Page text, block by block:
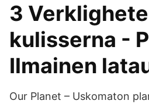
3
kulisserna -
Ilmainen
Our Planet – Uskomaton